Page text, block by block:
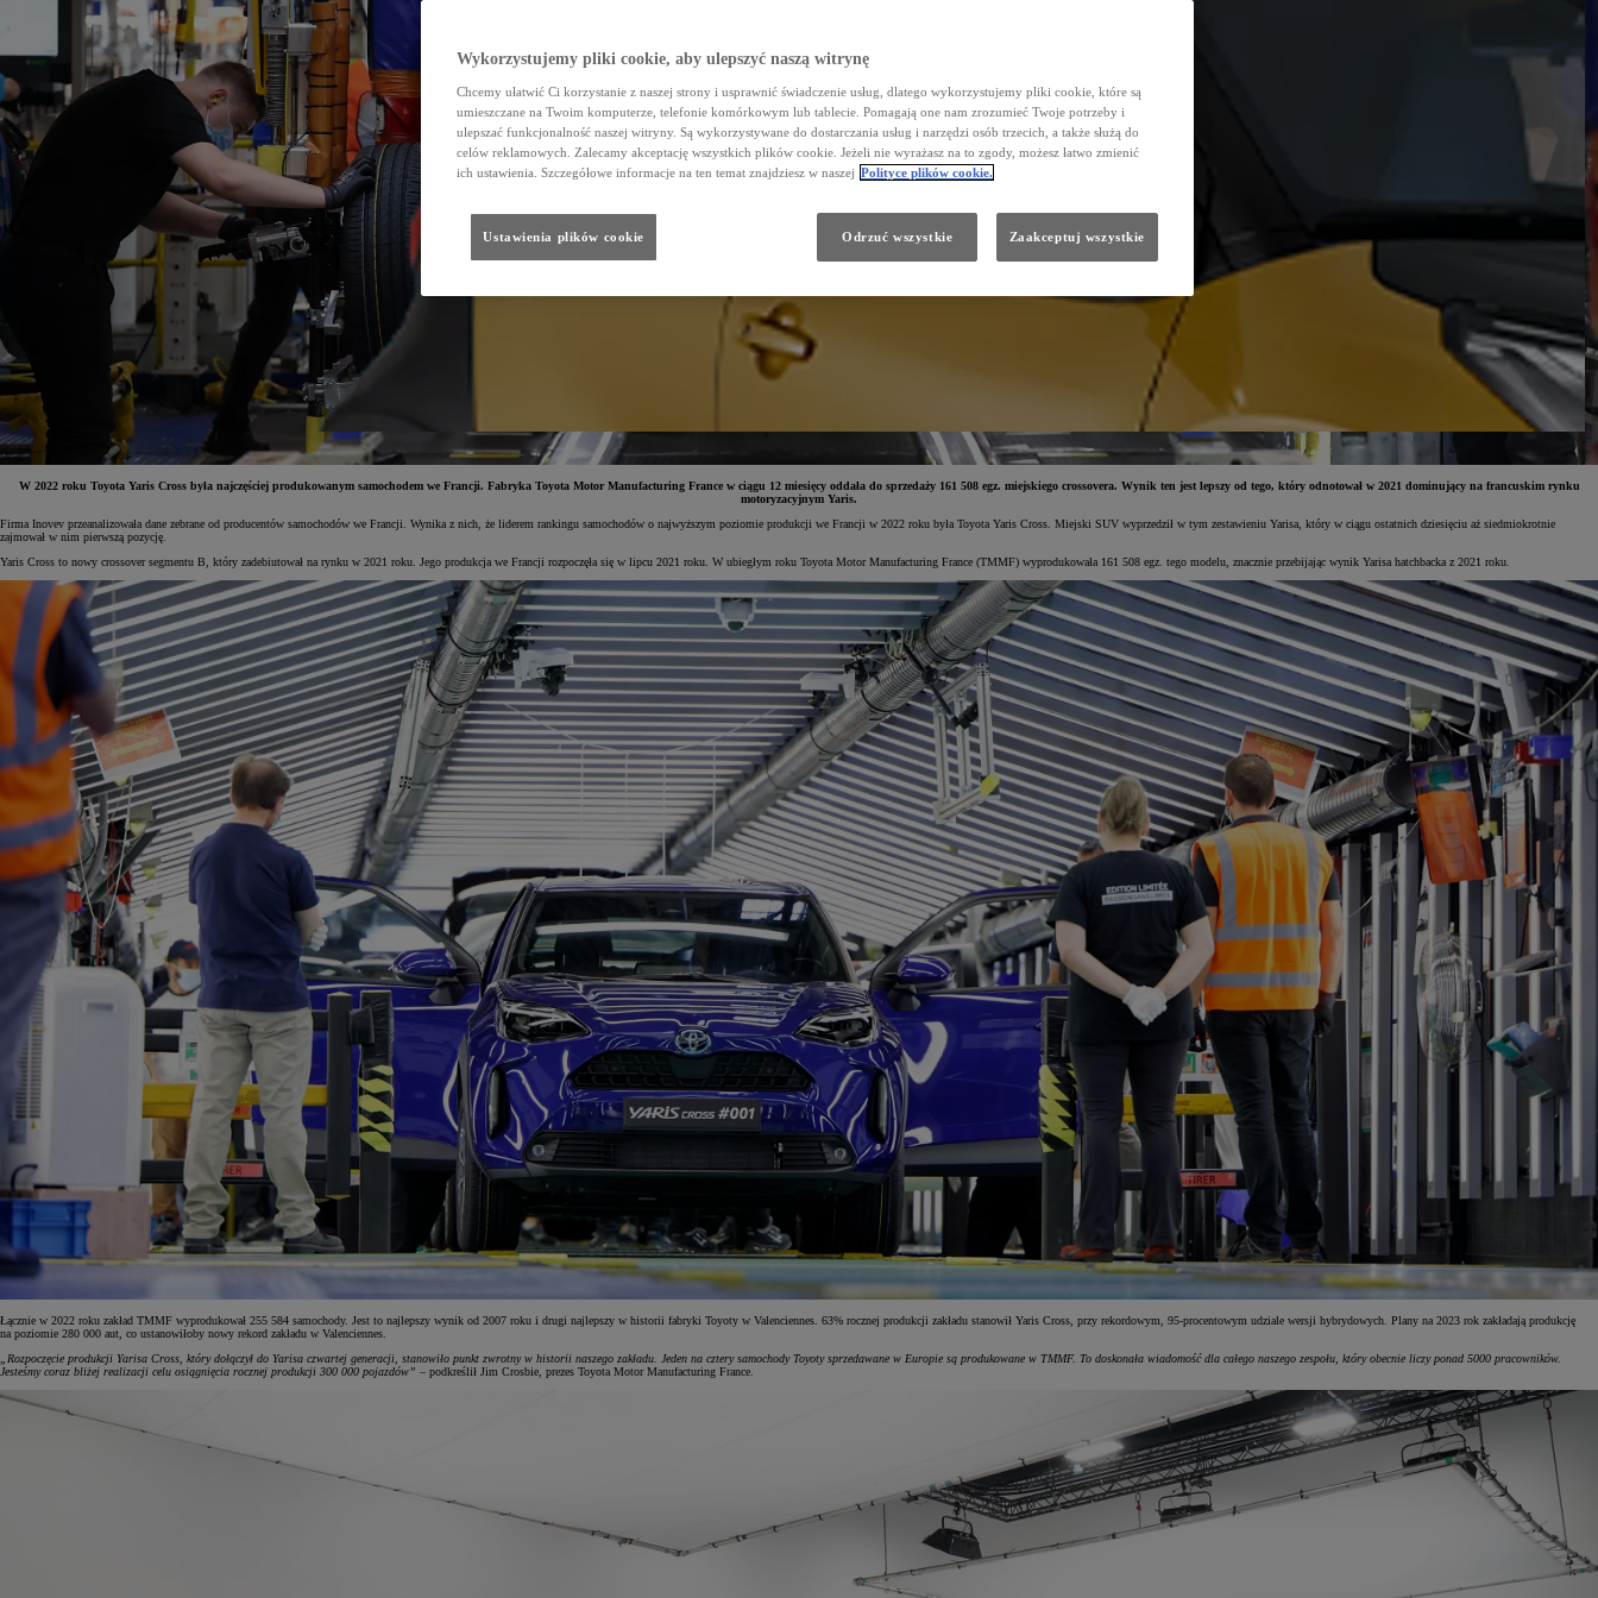
W 2022 roku Toyota Yaris Cross była najczęściej produkowanym samochodem we Francji. Fabryka Toyota Motor Manufacturing France w ciągu 12 miesięcy oddała do sprzedaży 161 508 egz. miejskiego crossovera. Wynik ten jest lepszy od tego, który odnotował w 2021 dominujący na francuskim rynku
motoryzacyjnym Yaris.
Firma Inovev przeanalizowała dane zebrane od producentów samochodów we Francji.
Wynika z nich, że liderem rankingu samochodów o najwyższym poziomie produkcji we Francji w 2022 roku była Toyota Yaris Cross. Miejski SUV wyprzedził w tym zestawieniu Yarisa, który w ciągu ostatnich dziesięciu aż siedmiokrotnie
zajmował w nim pierwszą pozycję.
Yaris Cross to nowy crossover segmentu B, który zadebiutował na rynku w 2021 roku. Jego produkcja we Francji rozpoczęła się w lipcu 2021 roku. W ubiegłym roku Toyota Motor Manufacturing France (TMMF) wyprodukowała 161 508 egz. tego modelu, znacznie przebijając wynik Yarisa hatchbacka z 2021 roku.
Łącznie w 2022 roku zakład TMMF wyprodukował 255 584 samochody. Jest to najlepszy wynik od 2007 roku i drugi najlepszy w historii fabryki Toyoty w Valenciennes. 63% rocznej produkcji zakładu stanowił Yaris Cross, przy rekordowym, 95-procentowym udziale wersji hybrydowych. Plany na 2023 rok zakładają produkcję
na poziomie 280 000 aut, co ustanowiłoby nowy rekord zakładu w Valenciennes.
„Rozpoczęcie produkcji Yarisa Cross, który dołączył do Yarisa czwartej generacji, stanowiło punkt zwrotny w historii naszego zakładu. Jeden na cztery samochody Toyoty sprzedawane w Europie są produkowane w TMMF. To doskonała wiadomość dla całego naszego zespołu, który obecnie liczy ponad 5000 pracowników.
Jesteśmy coraz bliżej realizacji celu osiągnięcia rocznej produkcji 300 000 pojazdów” – podkreślił Jim Crosbie, prezes Toyota Motor Manufacturing France.
Wykorzystujemy pliki cookie, aby ulepszyć naszą witrynę
Chcemy ułatwić Ci korzystanie z naszej strony i usprawnić świadczenie usług, dlatego wykorzystujemy pliki cookie, które są
umieszczane na Twoim komputerze, telefonie komórkowym lub tablecie. Pomagają one nam zrozumieć Twoje potrzeby i
ulepszać funkcjonalność naszej witryny. Są wykorzystywane do dostarczania usług i narzędzi osób trzecich, a także służą do
celów reklamowych. Zalecamy akceptację wszystkich plików cookie. Jeżeli nie wyrażasz na to zgody, możesz łatwo zmienić
ich ustawienia. Szczegółowe informacje na ten temat znajdziesz w naszej Polityce plików cookie.
Ustawienia plików cookie Odrzuć wszystkie Zaakceptuj wszystkie